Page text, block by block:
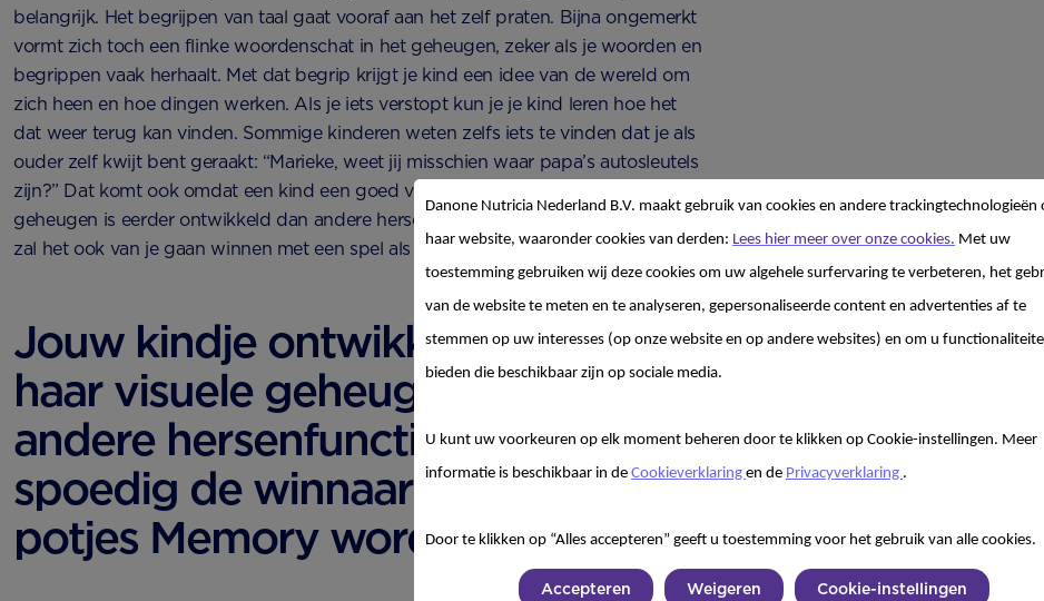
belangrijk. Het begrijpen van taal gaat vooraf aan het zelf praten. Bijna ongemerkt
vormt zich toch een flinke woordenschat in het geheugen, zeker als je woorden en
begrippen vaak herhaalt. Met dat begrip krijgt je kind een idee van de wereld om
zich heen en hoe dingen werken. Als je iets verstopt kun je je kind leren hoe het
dat weer terug kan vinden. Sommige kinderen weten zelfs iets te vinden dat je als
ouder zelf kwijt bent geraakt: “Marieke, weet jij misschien waar papa’s autosleutels
zijn?” Dat komt ook omdat een kind een goed visueel geheugen heeft. Dat
geheugen is eerder ontwikkeld dan andere hersenfuncties. Als je kind iets ouder is,
zal het ook van je gaan winnen met een spel als Memory!
Jouw kindje ontwikkelt zijn of
haar visuele geheugen eerder dan
andere hersenfuncties en zal dus
spoedig de winnaar van alle
potjes Memory worden.
Danone Nutricia Nederland B.V. maakt gebruik van cookies en andere trackingtechnologieën
haar website, waaronder cookies van derden: Lees hier meer over onze cookies. Met uw
toestemming gebruiken wij deze cookies om uw algehele surfervaring te verbeteren, het
van de website te meten en te analyseren, gepersonaliseerde content en advertenties af te
stemmen op uw interesses (op onze website en op andere websites) en om u
bieden die beschikbaar zijn op sociale media.
U kunt uw voorkeuren op elk moment beheren door te klikken op Cookie-instellingen. Meer
informatie is beschikbaar in de Cookieverklaring en de Privacyverklaring .
Door te klikken op “Alles accepteren” geeft u toestemming voor het gebruik van alle cookies.
Accepteren Weigeren Cookie-instellingen